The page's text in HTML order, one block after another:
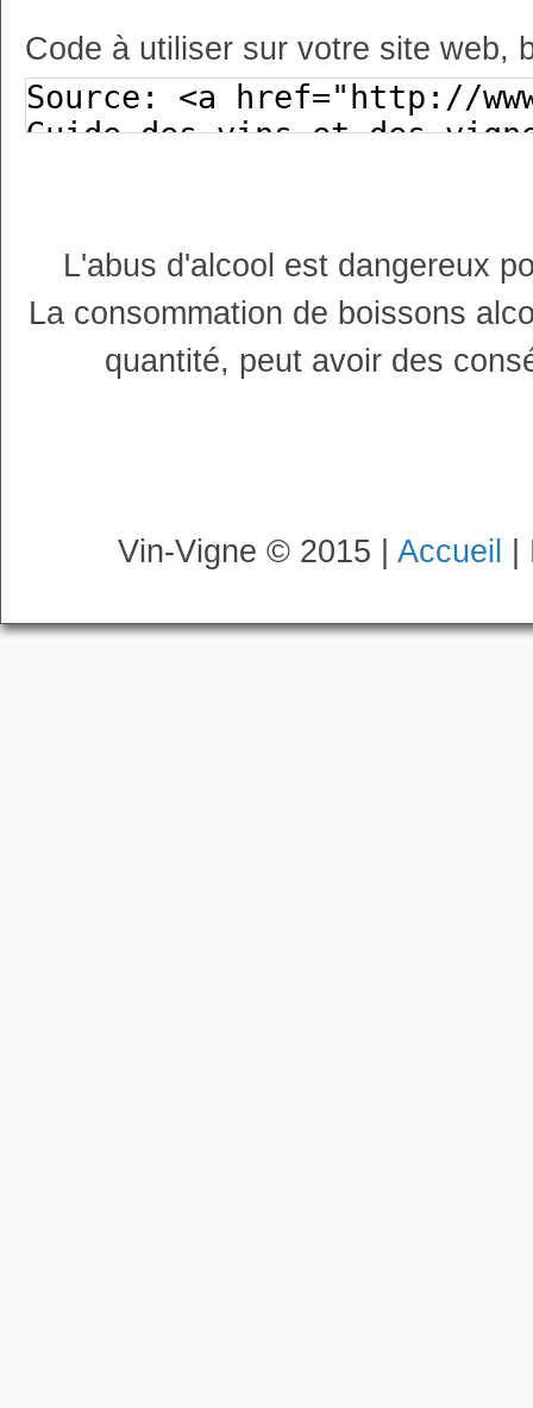
Code à utiliser sur votre site web,
L'abus d'alcool est dangereux
La consommation de boissons
quantité, peut avoir des
Vin-Vigne © 2015 | Accueil